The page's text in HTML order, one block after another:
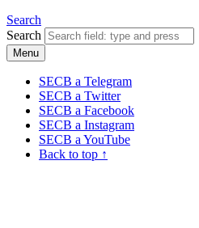
Search
Search
Menu
SECB a Telegram
SECB a Twitter
SECB a Facebook
SECB a Instagram
SECB a YouTube
Back to top ↑